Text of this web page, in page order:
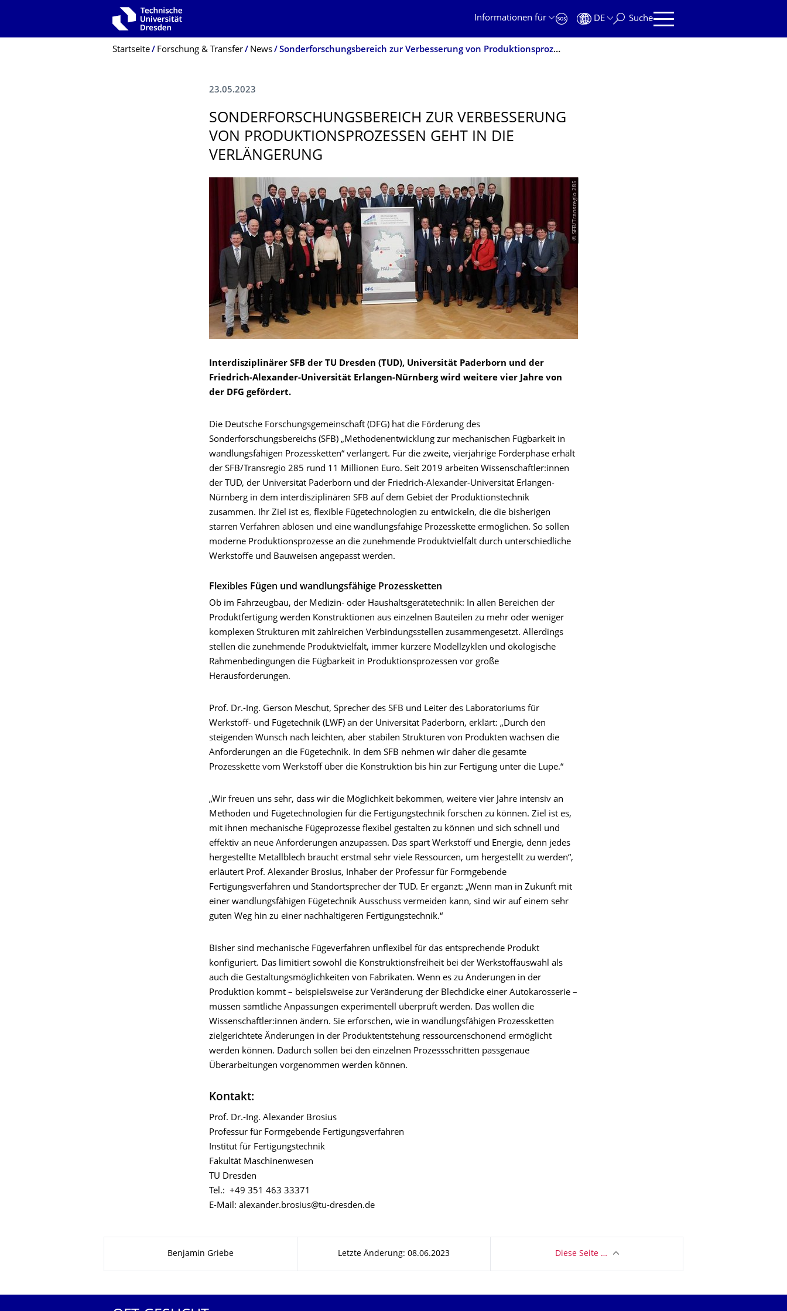
Zur Hauptnavigation springen
Informationen für
DE Suche
Breadcrumb-Menü
Startseite Forschung & Transfer News Sonderforschungsbereich zur Verbesserung von Produktionsprozessen geht in die Verlängerung
23.05.2023
SONDERFOR­SCHUNGSBEREICH ZUR VERBESSERUNG
VON PRODUKTIONSPRO­ZESSEN GEHT IN DIE
VERLÄNGERUNG
© SFB/Transregio 285
Interdisziplinärer SFB der TU Dresden (TUD), Universität Paderborn und der
Friedrich-Alexander-Universität Erlangen-Nürnberg wird weitere vier Jahre von
der DFG gefördert.
Die Deutsche Forschungsgemeinschaft (DFG) hat die Förderung des
Sonderforschungsbereichs (SFB) „Methodenentwicklung zur mechanischen Fügbarkeit in
wandlungsfähigen Prozessketten“ verlängert. Für die zweite, vierjährige Förderphase erhält
der SFB/Transregio 285 rund 11 Millionen Euro. Seit 2019 arbeiten Wissenschaftler:innen
der TUD, der Universität Paderborn und der Friedrich-Alexander-Universität Erlangen-
Nürnberg in dem interdisziplinären SFB auf dem Gebiet der Produktionstechnik
zusammen. Ihr Ziel ist es, flexible Fügetechnologien zu entwickeln, die die bisherigen
starren Verfahren ablösen und eine wandlungsfähige Prozesskette ermöglichen. So sollen
moderne Produktionsprozesse an die zunehmende Produktvielfalt durch unterschiedliche
Werkstoffe und Bauweisen angepasst werden.
Flexibles Fügen und wandlungsfähige Prozessketten
Ob im Fahrzeugbau, der Medizin- oder Haushaltsgerätetechnik: In allen Bereichen der
Produktfertigung werden Konstruktionen aus einzelnen Bauteilen zu mehr oder weniger
komplexen Strukturen mit zahlreichen Verbindungsstellen zusammengesetzt. Allerdings
stellen die zunehmende Produktvielfalt, immer kürzere Modellzyklen und ökologische
Rahmenbedingungen die Fügbarkeit in Produktionsprozessen vor große
Herausforderungen.
Prof. Dr.-Ing. Gerson Meschut, Sprecher des SFB und Leiter des Laboratoriums für
Werkstoff- und Fügetechnik (LWF) an der Universität Paderborn, erklärt: „Durch den
steigenden Wunsch nach leichten, aber stabilen Strukturen von Produkten wachsen die
Anforderungen an die Fügetechnik. In dem SFB nehmen wir daher die gesamte
Prozesskette vom Werkstoff über die Konstruktion bis hin zur Fertigung unter die Lupe.“
„Wir freuen uns sehr, dass wir die Möglichkeit bekommen, weitere vier Jahre intensiv an
Methoden und Fügetechnologien für die Fertigungstechnik forschen zu können. Ziel ist es,
mit ihnen mechanische Fügeprozesse flexibel gestalten zu können und sich schnell und
effektiv an neue Anforderungen anzupassen. Das spart Werkstoff und Energie, denn jedes
hergestellte Metallblech braucht erstmal sehr viele Ressourcen, um hergestellt zu werden“,
erläutert Prof. Alexander Brosius, Inhaber der Professur für Formgebende
Fertigungsverfahren und Standortsprecher der TUD. Er ergänzt: „Wenn man in Zukunft mit
einer wandlungsfähigen Fügetechnik Ausschuss vermeiden kann, sind wir auf einem sehr
guten Weg hin zu einer nachhaltigeren Fertigungstechnik.“
Bisher sind mechanische Fügeverfahren unflexibel für das entsprechende Produkt
konfiguriert. Das limitiert sowohl die Konstruktionsfreiheit bei der Werkstoffauswahl als
auch die Gestaltungsmöglichkeiten von Fabrikaten. Wenn es zu Änderungen in der
Produktion kommt – beispielsweise zur Veränderung der Blechdicke einer Autokarosserie –
müssen sämtliche Anpassungen experimentell überprüft werden. Das wollen die
Wissenschaftler:innen ändern. Sie erforschen, wie in wandlungsfähigen Prozessketten
zielgerichtete Änderungen in der Produktentstehung ressourcenschonend ermöglicht
werden können. Dadurch sollen bei den einzelnen Prozessschritten passgenaue
Überarbeitungen vorgenommen werden können.
Kontakt:
Prof. Dr.-Ing. Alexander Brosius
Professur für Formgebende Fertigungsverfahren
Institut für Fertigungstechnik
Fakultät Maschinenwesen
TU Dresden
Tel.: +49 351 463 33371
E-Mail: alexander.brosius@tu-dresden.de
Benjamin Griebe Letzte Änderung: 08.06.2023 Diese Seite …